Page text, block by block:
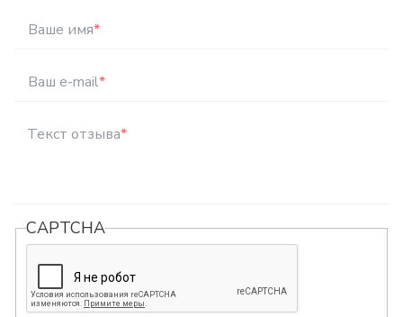
Ваше имя*
Ваш e-mail*
Текст отзыва*
CAPTCHA